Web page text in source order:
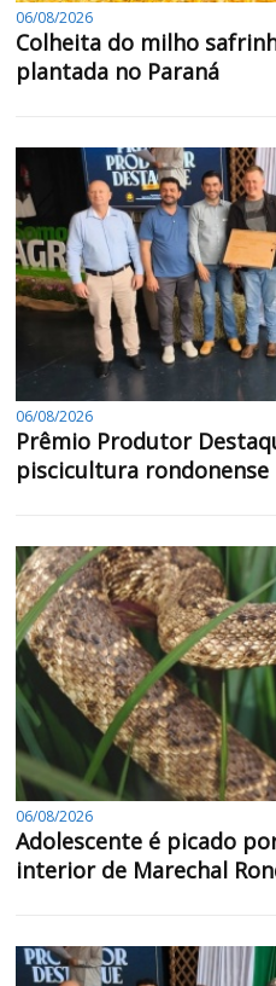
06/08/2026
Colheita do milho
plantada no Paraná
06/08/2026
Prêmio Produtor
piscicultura rondonense
06/08/2026
Adolescente é picado
interior de Marechal